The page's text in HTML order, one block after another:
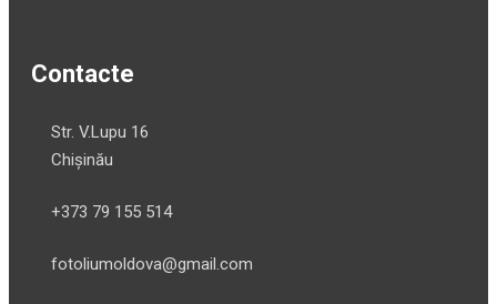
Contacte
Str. V.Lupu 16
Chișinău
+373 79 155 514
fotoliumoldova@gmail.com